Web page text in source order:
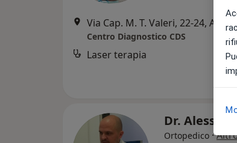
Centro Diagnostico CDS
Laser terapia
Dr.
Ortopedico ·